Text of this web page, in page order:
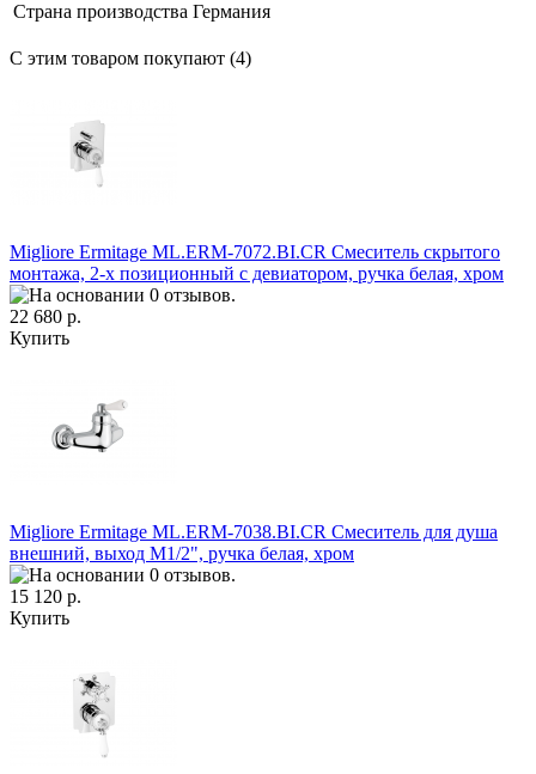
Страна производства Германия
С этим товаром покупают (4)
Migliore Ermitage ML.ERM-7072.BI.CR Смеситель скрытого
монтажа, 2-х позиционный с девиатором, ручка белая, хром
22 680 р.
Купить
Migliore Ermitage ML.ERM-7038.BI.CR Смеситель для душа
внешний, выход М1/2", ручка белая, хром
15 120 р.
Купить